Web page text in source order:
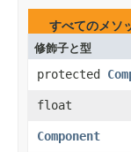
すべてのメソ
修飾子と型
protected
float
Component